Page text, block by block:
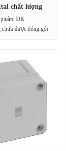
chất lượng
DK
chứa được đóng gói